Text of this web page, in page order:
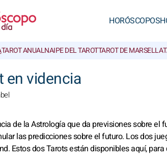
HORÓSCOPOS
TAROT ANUALNAIPE DEL TAROTTAROT DE MARSELLA
en videncia
de la Astrología que da previsiones sobre
las predicciones sobre el futuro. Los dos
Estos dos Tarots están disponibles aquí,